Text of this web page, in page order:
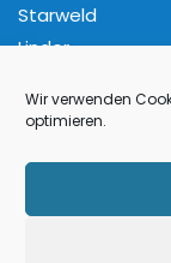
Wir verwenden
optimieren.
Starweld
Linder
Folge Uns
Facebook
Pinterest